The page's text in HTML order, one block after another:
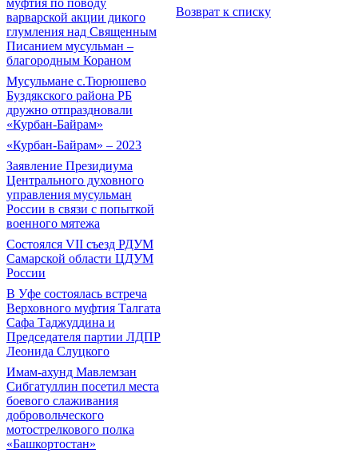
муфтия по поводу
варварской акции дикого
глумления над Священным
Писанием мусульман –
благородным Кораном
Мусульмане с.Тюрюшево
Буздякского района РБ
дружно отпраздновали
«Курбан-Байрам»
«Курбан-Байрам» – 2023
Заявление Президиума
Центрального духовного
управления мусульман
России в связи с попыткой
военного мятежа
Состоялся VII съезд РДУМ
Самарской области ЦДУМ
России
В Уфе состоялась встреча
Верховного муфтия Талгата
Сафа Таджуддина и
Председателя партии ЛДПР
Леонида Слуцкого
Имам-ахунд Мавлемзан
Сибгатуллин посетил места
боевого слаживания
добровольческого
мотострелкового полка
«Башкортостан»
Возврат к списку